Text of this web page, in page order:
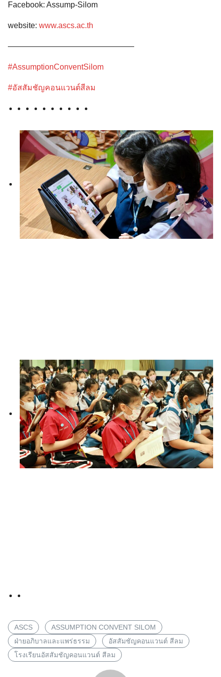
Search
Facebook: Assump-Silom
website: www.ascs.ac.th
————————————————
#AssumptionConventSilom
#อัสสัมชัญคอนแวนต์สีลม
ASCS
ASSUMPTION CONVENT SILOM
ฝ่ายอภิบาลและแพร่ธรรม
อัสสัมชัญคอนแวนต์ สีลม
โรงเรียนอัสสัมชัญคอนแวนต์ สีลม